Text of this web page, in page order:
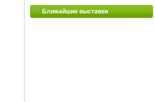
Ближайшие выставки